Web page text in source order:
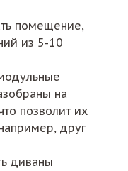
помещение,
из 5-10
на
позволит их
друг
диваны